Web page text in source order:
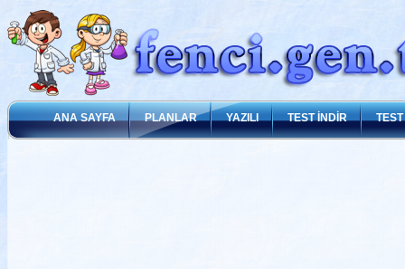
ANA SAYFA PLANLAR YAZILI TEST İNDİR